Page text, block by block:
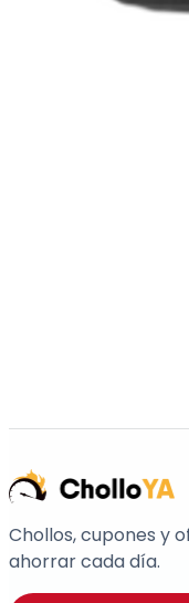
Chollos, cupones y
ahorrar cada día.